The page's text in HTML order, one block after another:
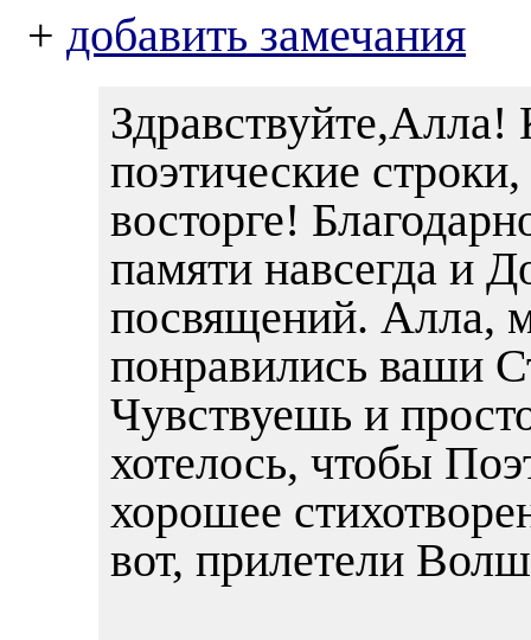
+ добавить замечания
поэтические
восторге!
памяти навсегда и
посвящений. Алла,
понравились ваши
Чувствуешь и
хотелось, чтобы
хорошее
вот, прилетели